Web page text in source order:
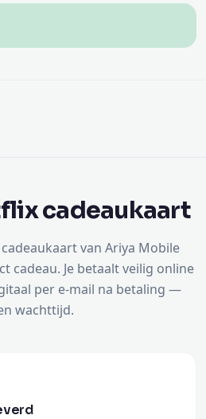
cadeaukaart
van Ariya Mobile
cadeau. Je betaalt veilig online
per e-mail na betaling —
wachttijd.